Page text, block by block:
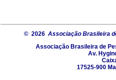
© 2026 Associação Brasileira
Associação Brasileira de
Av.
17525-900